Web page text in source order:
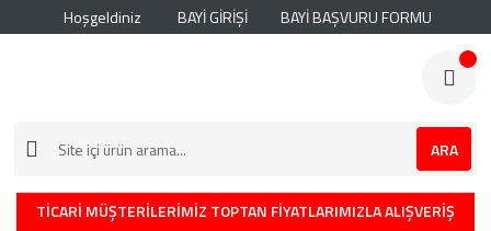
Hoşgeldiniz BAYİ GİRİŞİ BAYİ BAŞVURU FORMU
ARA
TİCARİ MÜŞTERİLERİMİZ TOPTAN FİYATLARIMIZLA ALIŞVERİŞ